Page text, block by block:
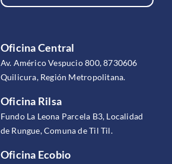
Oficina Central
Av. Américo Vespucio 800, 8730606
Quilicura, Región Metropolitana.
Oficina Rilsa
Fundo La Leona Parcela B3, Localidad
de Rungue, Comuna de Til Til.
Oficina Ecobio